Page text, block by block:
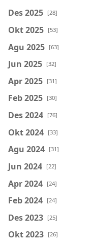
Des 2025 [28]
Okt 2025 [53]
Agu 2025 [63]
Jun 2025 [32]
Apr 2025 [31]
Feb 2025 [30]
Des 2024 [76]
Okt 2024 [33]
Agu 2024 [31]
Jun 2024 [22]
Apr 2024 [24]
Feb 2024 [24]
Des 2023 [25]
Okt 2023 [26]